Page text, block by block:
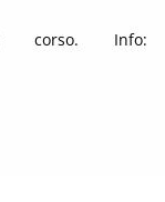
corso. Info: